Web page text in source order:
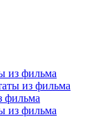
из фильма
из фильма
фильма
из фильма